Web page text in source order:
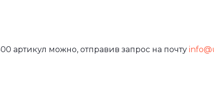
артикул можно, отправив запрос на почту